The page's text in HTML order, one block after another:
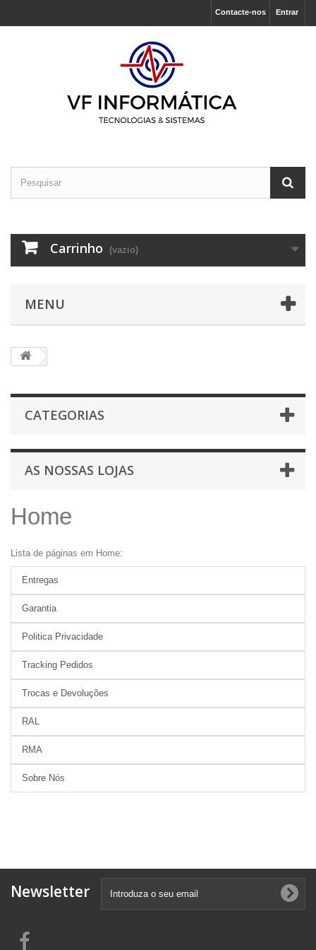
Entrar
Contacte-nos
Carrinho (vazio)
MENU
CATEGORIAS
AS NOSSAS LOJAS
Home
Lista de páginas em Home:
Entregas
Garantia
Politica Privacidade
Tracking Pedidos
Trocas e Devoluções
RAL
RMA
Sobre Nós
Newsletter